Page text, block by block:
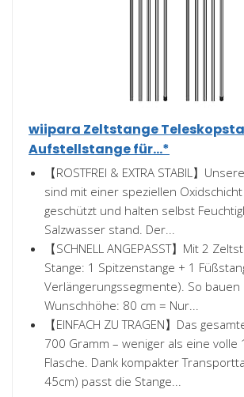
wiipara Zeltstange
Aufstellstange für...*
【ROSTFREI & EXTRA STABIL】
sind mit einer speziellen
geschützt und halten selbst
Salzwasser stand. Der...
【SCHNELL ANGEPASST】Mit 2
Stange: 1 Spitzenstange + 1
Verlängerungssegmente). So bauen
Wunschhöhe: 80 cm = Nur...
【EINFACH ZU TRAGEN】Das
700 Gramm – weniger als eine volle
Flasche. Dank kompakter
45cm) passt die Stange...